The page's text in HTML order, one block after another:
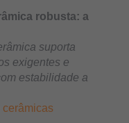
robusta: a
suporta
exigentes e
estabilidade a
cerâmicas